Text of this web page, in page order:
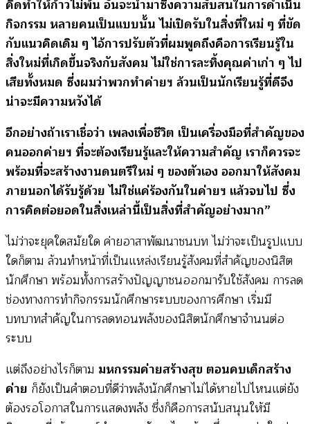
คิดทำให้ก้าวไม่พ้น อันจะนำมาซึ่งความสับสนในการดำเนิน
กิจกรรม หลายคนเป็นแบบนั้น ไม่เปิดรับในสิ่งที่ใหม่ ๆ ที่ขัด
กับแนวคิดเดิม ๆ ไอ้การปรับตัวที่ผมพูดถึงคือการเรียนรู้ใน
สิ่งใหม่ที่เกิดขึ้นจริงกับสังคม ไม่ใช่การละทิ้งคุณค่าเก่า ๆ ไป
เสียทั้งหมด ซึ่งผมว่าพวกทำค่ายฯ ล้วนเป็นนักเรียนรู้ที่ดีจึง
น่าจะมีความหวังได้
อีกอย่างถ้าเราเชื่อว่า เพลงเพื่อชีวิต เป็นเครื่องมือที่สำคัญของ
คนออกค่ายฯ ที่จะต้องเรียนรู้และให้ความสำคัญ เราก็ควรจะ
พร้อมที่จะสร้างงานดนตรีใหม่ ๆ ของตัวเอง ออกมาให้สังคม
ภายนอกได้รับรู้ด้วย ไม่ใช่แค่ร้องกันในค่ายฯ แล้วจบไป ซึ่ง
การคิดต่อยอดในสิ่งเหล่านี้เป็นสิ่งที่สำคัญอย่างมาก”
ไม่ว่าจะยุคใดสมัยใด ค่ายอาสาพัฒนาชนบท ไม่ว่าจะเป็นรูปแบบ
ใดก็ตาม ล้วนทำหน้าที่เป็นแหล่งเรียนรู้สังคมที่สำคัญของนิสิต
นักศึกษา พร้อมทั้งการสร้างปัญญาชนออกมารับใช้สังคม การลด
ช่องทางการทำกิจกรรมนักศึกษาระบบของการศึกษา เริ่มมี
บทบาทสำคัญในการลดทอนพลังของนิสิตนักศึกษาจำนนต่อ
ระบบ
แต่ถึงอย่างไรก็ตาม มหกรรมค่ายสร้างสุข ตอนคบเด็กสร้าง
ค่าย ก็ยังเป็นคำตอบที่ดีว่าพลังนักศึกษาไม่ได้หายไปไหนแต่ยัง
ต้องรอโอกาสในการแสดงพลัง ซึ่งก็คือการสนับสนุนให้มี